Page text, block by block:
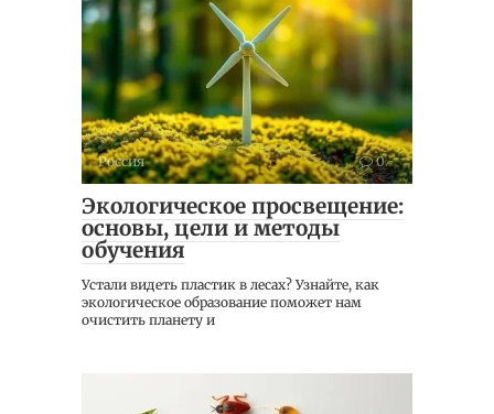
Россия 0
Экологическое просвещение:
основы, цели и методы
обучения
Устали видеть пластик в лесах? Узнайте, как
экологическое образование поможет нам
очистить планету и